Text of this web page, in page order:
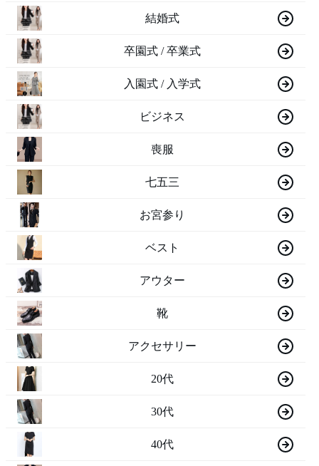
結婚式
卒園式 / 卒業式
入園式 / 入学式
ビジネス
喪服
七五三
お宮参り
ベスト
アウター
靴
アクセサリー
20代
30代
40代